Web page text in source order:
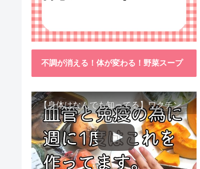
不調が消える！体が変わる！野菜スープ
【身体はなんでも知ってる】ワクチン接種後、異常に食べたくなった野菜が細胞回復に貢献してくれました。